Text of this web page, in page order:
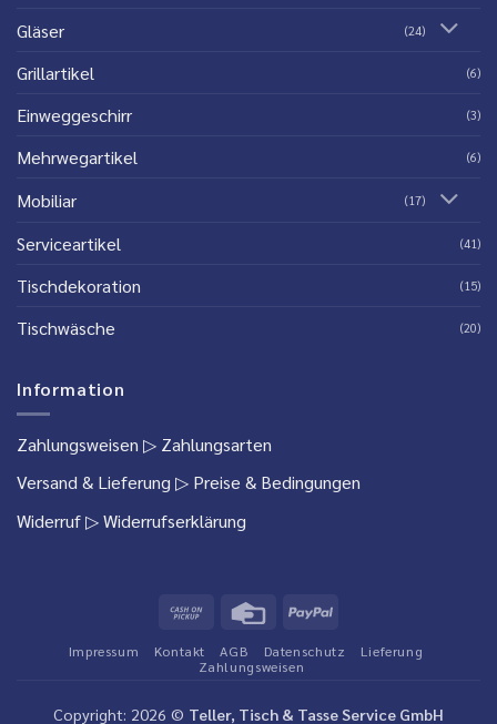
Gläser (24)
Grillartikel (6)
Einweggeschirr (3)
Mehrwegartikel (6)
Mobiliar (17)
Serviceartikel (41)
Tischdekoration (15)
Tischwäsche (20)
Information
Zahlungsweisen ▷ Zahlungsarten
Versand & Lieferung ▷ Preise & Bedingungen
Widerruf▷ Widerrufserklärung
Cash
Pickup
Credit
PayPal
Impressum Kontakt AGB Datenschutz
Lieferung
Zahlungsweisen
Copyright: 2026 © Teller, Tisch & Tasse Service GmbH